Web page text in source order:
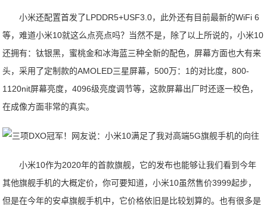
小米还配置首发了LPDDR5+USF3.0，此外还有目前最新的WiFi 6
等，难道小米10就这么点亮点吗？当然不是，除了以上所说的，小米10
还拥有：钛银黑，蜜桃金和冰海蓝三种全新的配色，屏幕方面也大有来
头，采用了定制款的AMOLED三星屏幕，500万：1的对比度，800-
1120nit屏幕亮度，4096级亮度调节等，这款屏幕出厂时还逐一校色，
在成像方面非常的真实。
小米10作为2020年的首款旗舰，它的发布也能够让我们看到今年
其他旗舰手机的大概定价，你可要知道，小米10虽然售价3999起步，
但是在今年的安卓旗舰手机中，它价格依旧是比较划算的。也有很多是